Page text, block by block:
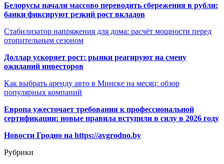
Белорусы начали массово переводить сбережения в рубли:
банки фиксируют резкий рост вкладов
Стабилизатор напряжения для дома: расчёт мощности перед
отопительным сезоном
Доллар ускоряет рост: рынки реагируют на смену
ожиданий инвесторов
Как выбрать аренду авто в Минске на месяц: обзор
популярных компаний
Европа ужесточает требования к профессиональной
сертификации: новые правила вступили в силу в 2026 году
Новости Гродно на https://avgrodno.by
Рубрики